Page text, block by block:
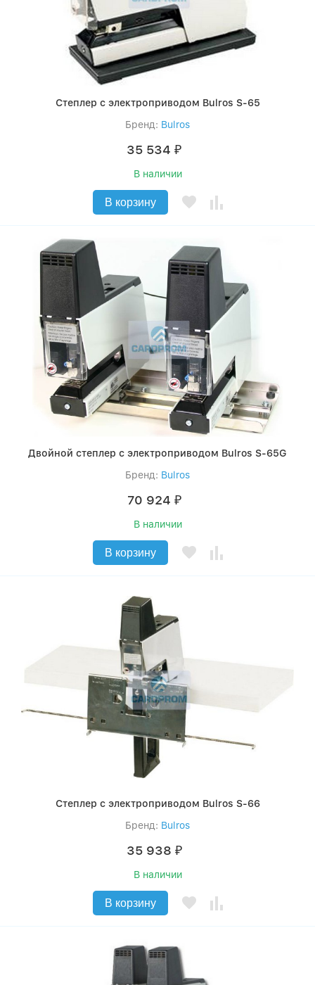
Степлер с электроприводом Bulros S-65
Бренд: Bulros
35 534 ₽
В наличии
В корзину
Двойной степлер с электроприводом Bulros S-65G
Бренд: Bulros
70 924 ₽
В наличии
В корзину
Степлер с электроприводом Bulros S-66
Бренд: Bulros
35 938 ₽
В наличии
В корзину